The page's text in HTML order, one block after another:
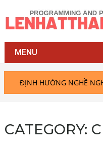
MENU
ĐỊNH HƯỚNG NGHỀ
CATEGORY: